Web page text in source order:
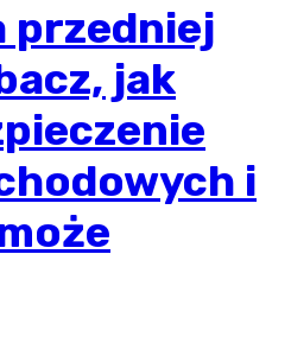
przedniej
jak
i